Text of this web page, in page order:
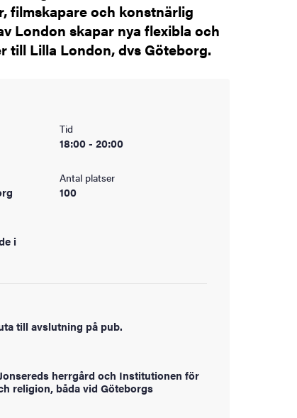
filmskapare och konstnärlig
London skapar nya flexibla och
till Lilla London, dvs Göteborg.
Tid
18:00 - 20:00
Antal platser
100
i
till avslutning på pub.
herrgård och Institutionen för
religion, båda vid Göteborgs